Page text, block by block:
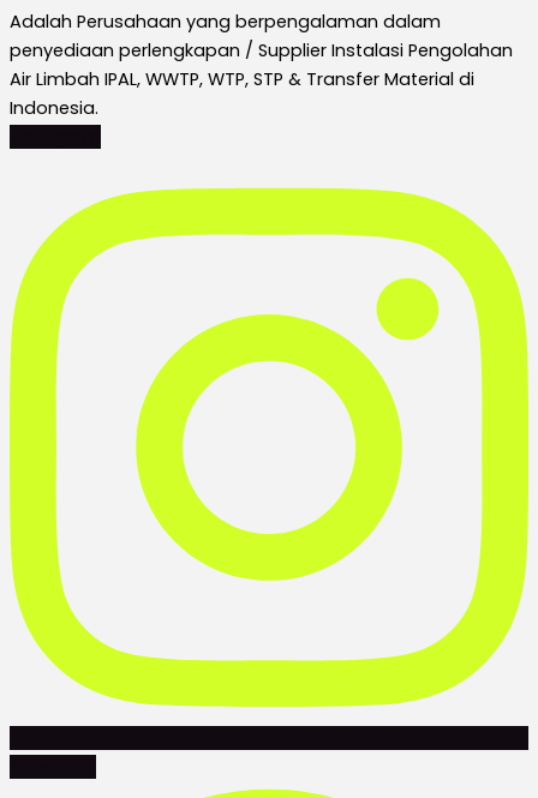
Adalah Perusahaan yang berpengalaman dalam
penyediaan perlengkapan / Supplier Instalasi Pengolahan
Air Limbah IPAL, WWTP, WTP, STP & Transfer Material di
Indonesia.